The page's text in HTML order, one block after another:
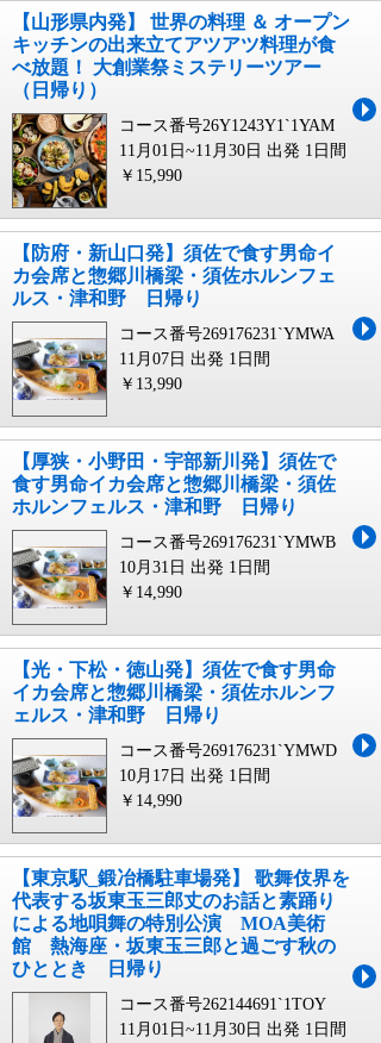
【山形県内発】 世界の料理 ＆ オープン
キッチンの出来立てアツアツ料理が食
べ放題！ 大創業祭ミステリーツアー
（日帰り）
コース番号26Y1243Y1`1YAM
11月01日~11月30日 出発 1日間
￥15,990
【防府・新山口発】須佐で食す男命イ
カ会席と惣郷川橋梁・須佐ホルンフェ
ルス・津和野 日帰り
コース番号269176231`YMWA
11月07日 出発 1日間
￥13,990
【厚狭・小野田・宇部新川発】須佐で
食す男命イカ会席と惣郷川橋梁・須佐
ホルンフェルス・津和野 日帰り
コース番号269176231`YMWB
10月31日 出発 1日間
￥14,990
【光・下松・徳山発】須佐で食す男命
イカ会席と惣郷川橋梁・須佐ホルンフ
ェルス・津和野 日帰り
コース番号269176231`YMWD
10月17日 出発 1日間
￥14,990
【東京駅_鍛冶橋駐車場発】 歌舞伎界を
代表する坂東玉三郎丈のお話と素踊り
による地唄舞の特別公演 MOA美術
館 熱海座・坂東玉三郎と過ごす秋の
ひととき 日帰り
コース番号262144691`1TOY
11月01日~11月30日 出発 1日間